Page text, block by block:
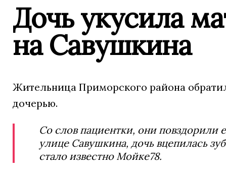
Дочь укусила
на Савушкина
Жительница Приморского района
дочерью.
Со слов пациентки, они повздорили
улице Савушкина, дочь вцепилась
стало известно Мойке78.